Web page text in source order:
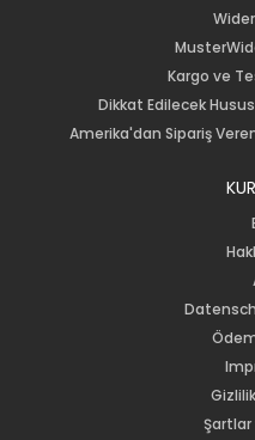
Kargo ve
Dikkat Edilecek
Amerika'dan Sipariş
Şartlar